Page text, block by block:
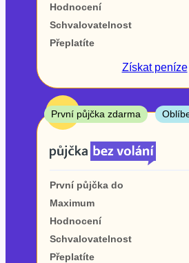
ano
ne
Ve zkušebce
ano
ne
V exekuci
ne
Po insolvenci
ano
Hodnocení
Schvalovatelnost
Přeplatíte
Získatpeníze
TOP
První půjčka zdarma
První půjčka do
Maximum
Hodnocení
Schvalovatelnost
Přeplatíte